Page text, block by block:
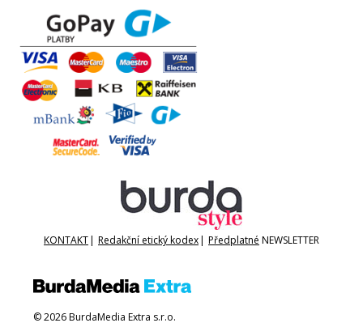
KONTAKT| Redakční etický kodex| Předplatné NEWSLETTER
© 2026 BurdaMedia Extra s.r.o.